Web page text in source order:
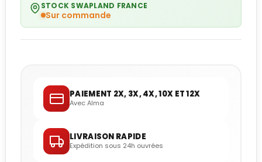
STOCK SWAPLAND FRANCE
Sur commande
PAIEMENT 2X, 3X, 4X, 10X ET 12X
Avec Alma
LIVRAISON RAPIDE
Expédition sous 24h ouvrées